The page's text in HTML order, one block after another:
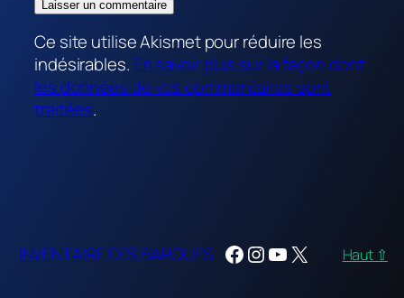
Ce site utilise Akismet pour réduire les
indésirables. En savoir plus sur la façon dont
les données de vos commentaires sont
traitées.
INVENTAIRE DES BARQUES Facebook
Instagram
YouTube
X Haut ⇧